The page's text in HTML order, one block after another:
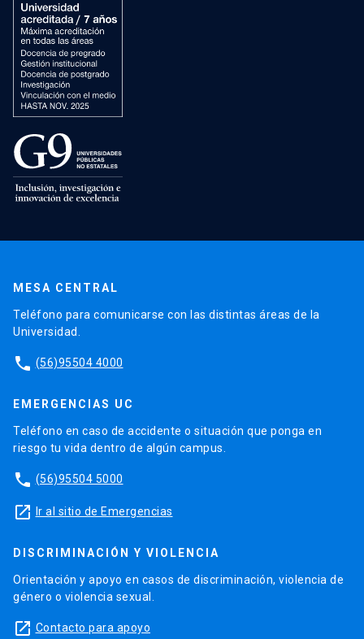
MESA CENTRAL
Teléfono para comunicarse con las distintas áreas de la
Universidad.
phone (56)95504 4000
EMERGENCIAS UC
Teléfono en caso de accidente o situación que ponga en
riesgo tu vida dentro de algún campus.
phone (56)95504 5000
launch Ir al sitio de Emergencias
DISCRIMINACIÓN Y VIOLENCIA
Orientación y apoyo en casos de discriminación, violencia de
género o violencia sexual.
launch Contacto para apoyo